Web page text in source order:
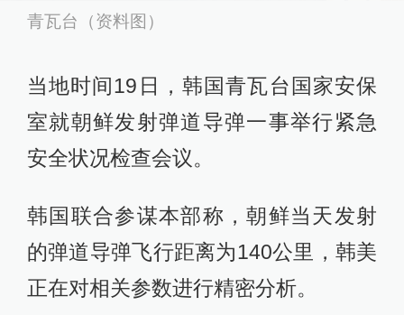
青瓦台（资料图）
当地时间19日，韩国青瓦台国家安保
室就朝鲜发射弹道导弹一事举行紧急
安全状况检查会议。
韩国联合参谋本部称，朝鲜当天发射
的弹道导弹飞行距离为140公里，韩美
正在对相关参数进行精密分析。